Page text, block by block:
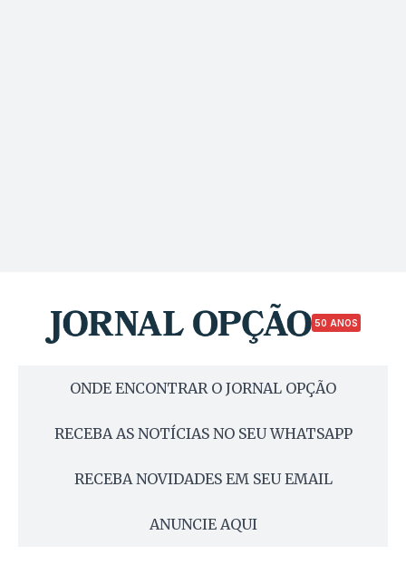
50 ANOS
ONDE ENCONTRAR O JORNAL OPÇÃO
RECEBA AS NOTÍCIAS NO SEU WHATSAPP
RECEBA NOVIDADES EM SEU EMAIL
ANUNCIE AQUI